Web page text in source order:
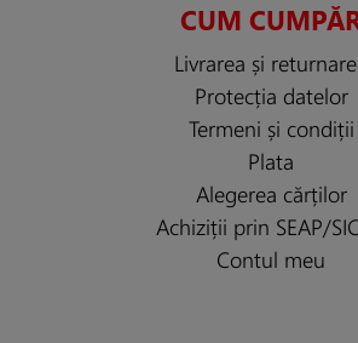
CUM
Livrarea și
Protecția datelor
Termeni și condiții
Plata
Alegerea cărților
Achiziții prin SEAP/
Contul meu